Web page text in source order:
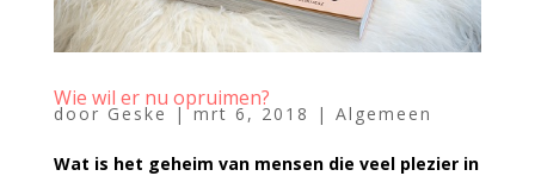
Wie wil er nu opruimen?
door Geske | mrt 6, 2018 | Algemeen
Wat is het geheim van mensen die veel plezier in